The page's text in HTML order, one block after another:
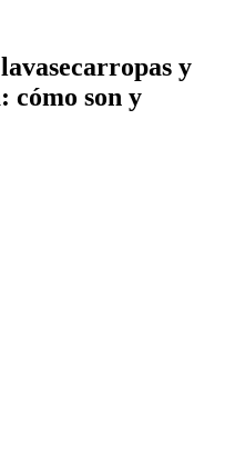
y
cómo son y